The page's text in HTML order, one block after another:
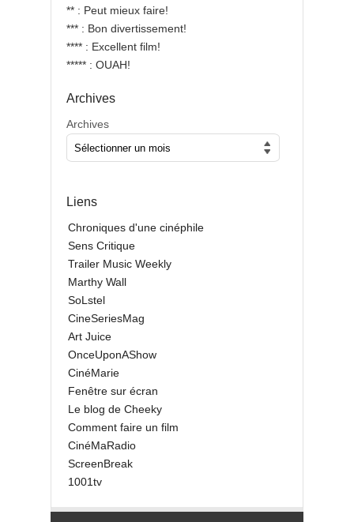
** : Peut mieux faire!
*** : Bon divertissement!
**** : Excellent film!
***** : OUAH!
Archives
Archives
Liens
Chroniques d'une cinéphile
Sens Critique
Trailer Music Weekly
Marthy Wall
SoLstel
CineSeriesMag
Art Juice
OnceUponAShow
CinéMarie
Fenêtre sur écran
Le blog de Cheeky
Comment faire un film
CinéMaRadio
ScreenBreak
1001tv